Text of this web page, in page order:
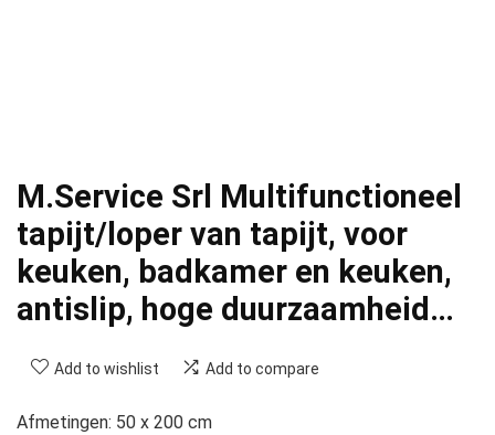
M.Service Srl Multifunctioneel
tapijt/loper van tapijt, voor
keuken, badkamer en keuken,
antislip, hoge duurzaamheid…
Add to wishlist Add to compare
Afmetingen: 50 x 200 cm